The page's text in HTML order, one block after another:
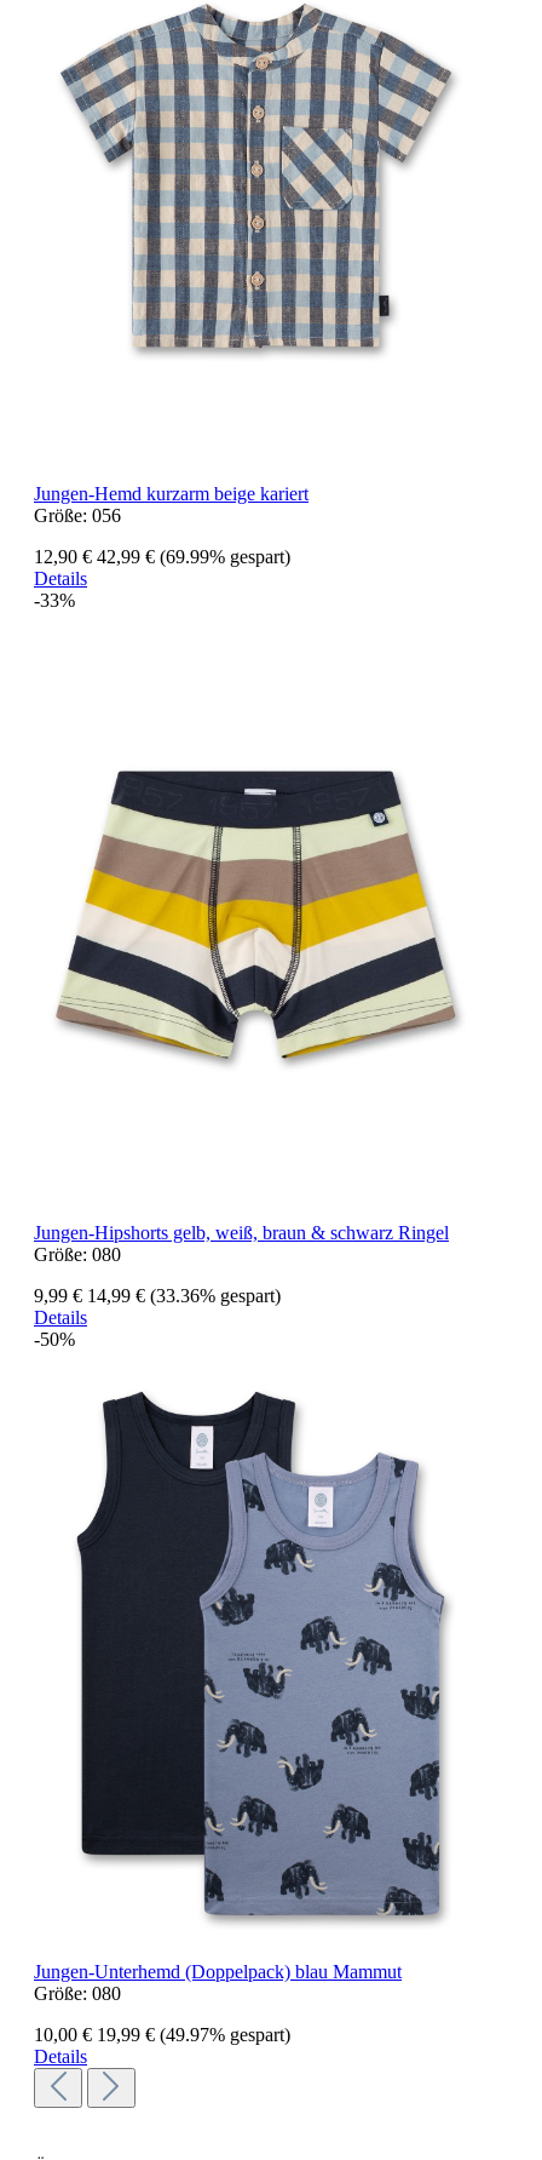
Jungen-Hemd kurzarm beige kariert
Größe: 056
12,90 € 42,99 € (69.99% gespart)
Details
-33%
Jungen-Hipshorts gelb, weiß, braun & schwarz Ringel
Größe: 080
9,99 € 14,99 € (33.36% gespart)
Details
-50%
Jungen-Unterhemd (Doppelpack) blau Mammut
Größe: 080
10,00 € 19,99 € (49.97% gespart)
Details